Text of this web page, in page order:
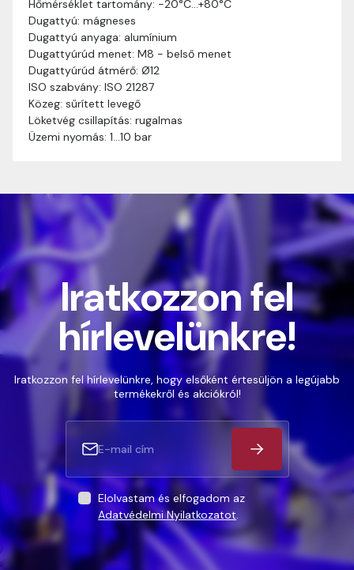
Hőmérséklet tartomány: -20°C…+80°C
Dugattyú: mágneses
Dugattyú anyaga: alumínium
Dugattyúrúd menet: M8 - belső menet
Dugattyúrúd átmérő: Ø12
ISO szabvány: ISO 21287
Közeg: sűrített levegő
Löketvég csillapítás: rugalmas
Üzemi nyomás: 1…10 bar
valamilyen okból kifolyólag a szállítás hosszabb
ideig tart, előre értesítünk benneteket.
Szállítási díj: A szállítási díj függ a termék súlyától
és a szállítási cím távolságától. A pontos szállítási
díjat a vásárlás folyamata során megtekinthetitek,
mielőtt a rendelést véglegesítitek.
Iratkozzon fel
hírlevelünkre!
Iratkozzon fel hírlevelünkre, hogy elsőként értesüljön a legújabb
termékekről és akciókról!
Elolvastam és elfogadom az
Adatvédelmi Nyilatkozatot.